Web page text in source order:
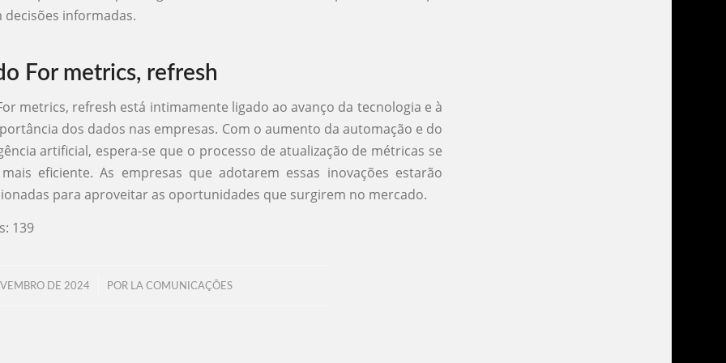
decisões informadas.
For metrics, refresh
metrics, refresh está intimamente ligado ao avanço da tecnologia e à
dos dados nas empresas. Com o aumento da automação e do
artificial, espera-se que o processo de atualização de métricas se
eficiente. As empresas que adotarem essas inovações estarão
para aproveitar as oportunidades que surgirem no mercado.
139
DE 2024
/ POR LA COMUNICAÇÕES